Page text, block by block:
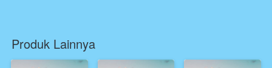
Produk Lainnya